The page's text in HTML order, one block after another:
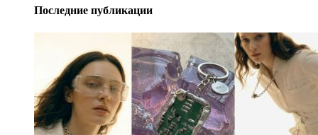
Последние публикации